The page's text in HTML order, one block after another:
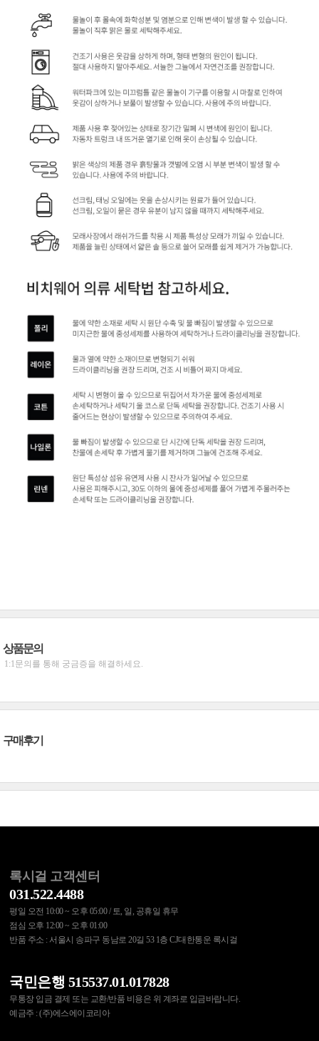
상품문의
1:1문의를 통해 궁금증을 해결하세요.
구매후기
록시걸 고객센터
031.522.4488
평일 오전 10:00 ~ 오후 05:00 / 토, 일, 공휴일 휴무
점심 오후 12:00 ~ 오후 01:00
반품 주소 : 서울시 송파구 동남로 20길 53 1층 CJ대한통운 록시걸
국민은행 515537.01.017828
무통장 입금 결제 또는 교환/반품 비용은 위 계좌로 입금바랍니다.
예금주 : (주)에스에이코리아